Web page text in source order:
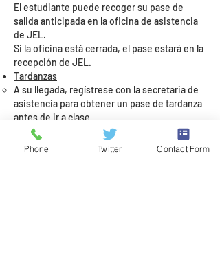
El estudiante puede recoger su pase de
salida anticipada en la oficina de asistencia
de JEL.
Si la oficina está cerrada, el pase estará en la
recepción de JEL.
Tardanzas
A su llegada, regístrese con la secretaria de
asistencia para obtener un pase de tardanza
antes de ir a clase
Las tardanzas excesivas pueden resultar en
una baja en la calificación, retiro y
Phone Twitter Contact Form